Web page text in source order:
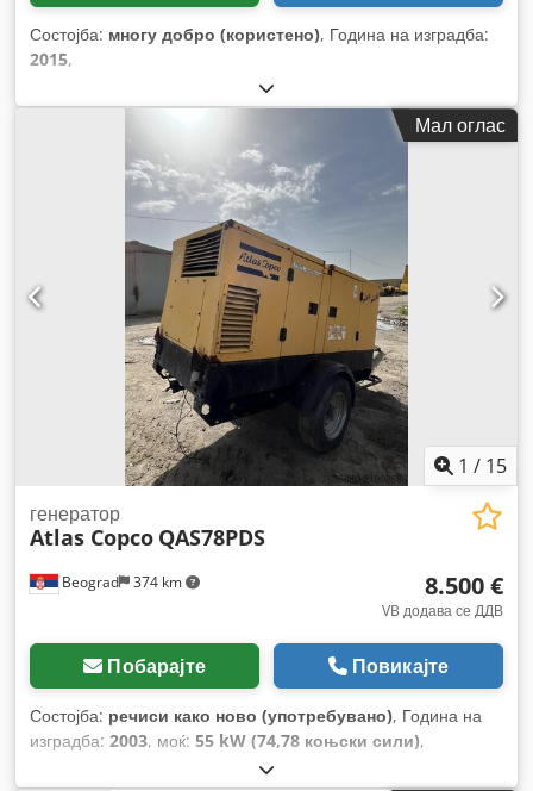
Состојба: многу добро (користено), Година на изградба:
2015,
Мал оглас
1 / 15
Beograd 374 km
генератор
Atlas Copco QAS78PDS
8.500 €
VB додава се ДДВ
Побарајте Повикајте
Состојба: речиси како ново (употребувано), Година на
изградба: 2003, моќ: 55 kW (74,78 коњски сили),
55 kW (74,78 коњски сили)